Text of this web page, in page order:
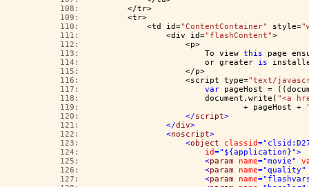
108:
        </tr>
109:
        <tr>
110:
            <td id=
"ContentContainer" style=
111:
                <div id=
"flashContent">
112:
                    <p>
113:
                        To view
this page
114:
                        or greater
is
115:
                    </p>
116:
                    <script type=
"text/
117:
var pageHost =
118:
                        document.write(
"<a
119:
                                + pageHost +
120:
</script>
121:
</div>
122:
<noscript>
123:
<object classid
124:
id="${application}">
125:
<param name="movie"
126:
<param name="quality"
127:
<param name